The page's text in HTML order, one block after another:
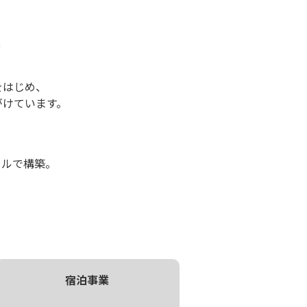
じめ、
ています。
で構築。
宿泊事業